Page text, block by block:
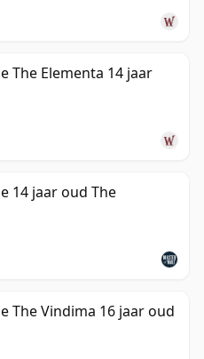
The Elementa 14 jaar
14 jaar oud The
The Vindima 16 jaar oud